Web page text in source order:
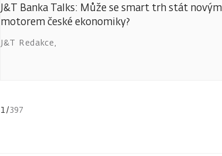
J&T Banka Talks: Může se smart trh stát novým
motorem české ekonomiky?
J&T Redakce,
1/397